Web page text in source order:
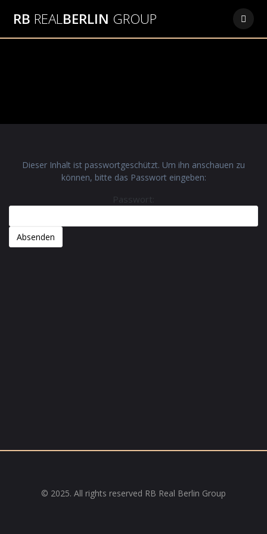
RB REALBERLIN GROUP
Dieser Inhalt ist passwortgeschützt. Um ihn anschauen zu
können, bitte das Passwort eingeben:
Passwort:
© 2025. All rights reserved RB Real Berlin Group